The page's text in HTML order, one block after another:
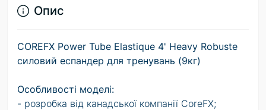
Опис
COREFX Power Tube Elastique 4' Heavy Robuste
силовий еспандер для тренувань (9кг)
Особливості моделі:
- розробка від канадської компанії CoreFX;